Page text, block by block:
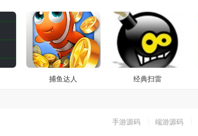
捕鱼达人 经典扫雷
手游源码 端游源码